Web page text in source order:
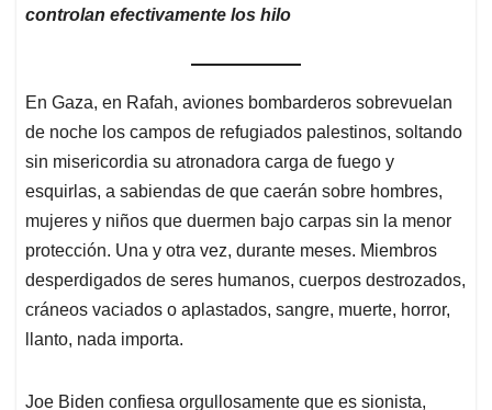
controlan efectivamente los hilo
En Gaza, en Rafah, aviones bombarderos sobrevuelan
de noche los campos de refugiados palestinos, soltando
sin misericordia su atronadora carga de fuego y
esquirlas, a sabiendas de que caerán sobre hombres,
mujeres y niños que duermen bajo carpas sin la menor
protección. Una y otra vez, durante meses. Miembros
desperdigados de seres humanos, cuerpos destrozados,
cráneos vaciados o aplastados, sangre, muerte, horror,
llanto, nada importa.
Joe Biden confiesa orgullosamente que es sionista,